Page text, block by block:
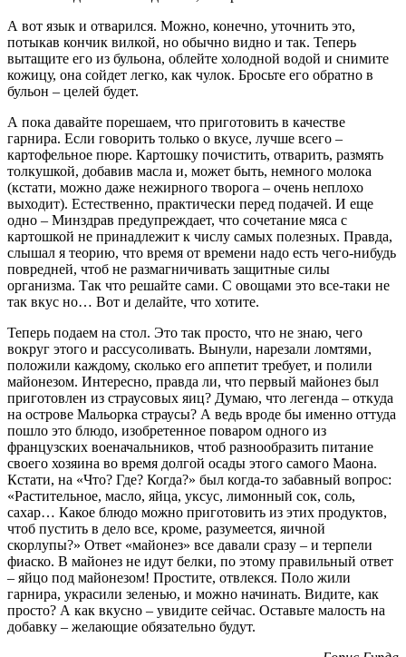
А вот язык и отварился. Можно, конечно, уточнить это,
потыкав кончик вилкой, но обычно видно и так. Теперь
вытащите его из бульона, облейте холодной водой и снимите
кожицу, она сойдет легко, как чулок. Бросьте его обратно в
бульон – целей будет.
А пока давайте порешаем, что приготовить в качестве
гарнира. Если говорить только о вкусе, лучше всего –
картофельное пюре. Картошку почистить, отварить, размять
толкушкой, добавив масла и, может быть, немного молока
(кстати, можно даже нежирного творога – очень неплохо
выходит). Естественно, практически перед подачей. И еще
одно – Минздрав предупреждает, что сочетание мяса с
картошкой не принадлежит к числу самых полезных. Правда,
слышал я теорию, что время от времени надо есть чего-нибудь
повредней, чтоб не размагничивать защитные силы
организма. Так что решайте сами. С овощами это все-таки не
так вкус но… Вот и делайте, что хотите.
Теперь подаем на стол. Это так просто, что не знаю, чего
вокруг этого и рассусоливать. Вынули, нарезали ломтями,
положили каждому, сколько его аппетит требует, и полили
майонезом. Интересно, правда ли, что первый майонез был
приготовлен из страусовых яиц? Думаю, что легенда – откуда
на острове Мальорка страусы? А ведь вроде бы именно оттуда
пошло это блюдо, изобретенное поваром одного из
французских военачальников, чтоб разнообразить питание
своего хозяина во время долгой осады этого самого Маона.
Кстати, на «Что? Где? Когда?» был когда-то забавный вопрос:
«Растительное, масло, яйца, уксус, лимонный сок, соль,
сахар… Какое блюдо можно приготовить из этих продуктов,
чтоб пустить в дело все, кроме, разумеется, яичной
скорлупы?» Ответ «майонез» все давали сразу – и терпели
фиаско. В майонез не идут белки, по этому правильный ответ
– яйцо под майонезом! Простите, отвлекся. Поло жили
гарнира, украсили зеленью, и можно начинать. Видите, как
просто? А как вкусно – увидите сейчас. Оставьте малость на
добавку – желающие обязательно будут.